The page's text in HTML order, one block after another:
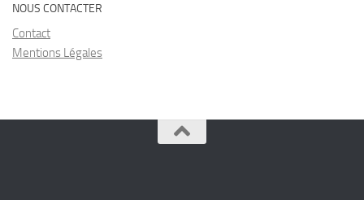
NOUS CONTACTER
Contact
Mentions Légales